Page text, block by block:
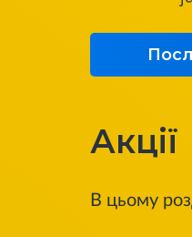
Акції
В цьому